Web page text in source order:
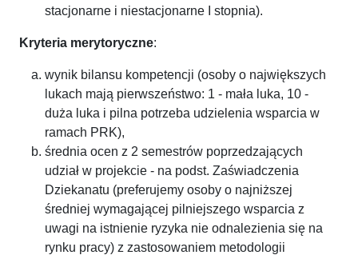
stacjonarne i niestacjonarne I stopnia).
Kryteria merytoryczne:
wynik bilansu kompetencji (osoby o największych
lukach mają pierwszeństwo: 1 - mała luka, 10 -
duża luka i pilna potrzeba udzielenia wsparcia w
ramach PRK),
średnia ocen z 2 semestrów poprzedzających
udział w projekcie - na podst. Zaświadczenia
Dziekanatu (preferujemy osoby o najniższej
średniej wymagającej pilniejszego wsparcia z
uwagi na istnienie ryzyka nie odnalezienia się na
rynku pracy) z zastosowaniem metodologii